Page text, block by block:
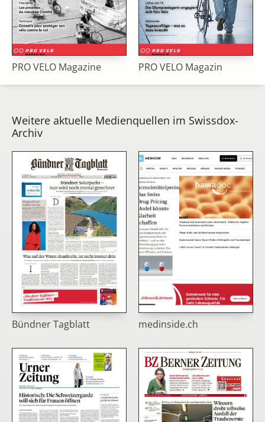
PRO VELO Magazine PRO VELO Magazin
Weitere aktuelle Medienquellen im Swissdox-
Archiv
Bündner Tagblatt medinside.ch